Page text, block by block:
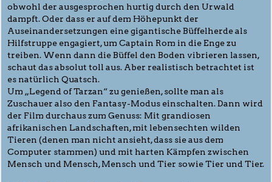
obwohl der ausgesprochen hurtig durch den Urwald
dampft. Oder dass er auf dem Höhepunkt der
Auseinandersetzungen eine gigantische Büffelherde als
Hilfstruppe engagiert, um Captain Rom in die Enge zu
treiben. Wenn dann die Büffel den Boden vibrieren lassen,
schaut das absolut toll aus. Aber realistisch betrachtet ist
es natürlich Quatsch.
Um „Legend of Tarzan“ zu genießen, sollte man als
Zuschauer also den Fantasy-Modus einschalten. Dann wird
der Film durchaus zum Genuss: Mit grandiosen
afrikanischen Landschaften, mit lebensechten wilden
Tieren (denen man nicht ansieht, dass sie aus dem
Computer stammen) und mit harten Kämpfen zwischen
Mensch und Mensch, Mensch und Tier sowie Tier und Tier.